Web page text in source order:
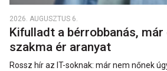
2026. AUGUSZTUS 6.
Kifulladt a bérrobbanás, már
szakma ér aranyat
Rossz hír az IT-soknak: már nem nőnek